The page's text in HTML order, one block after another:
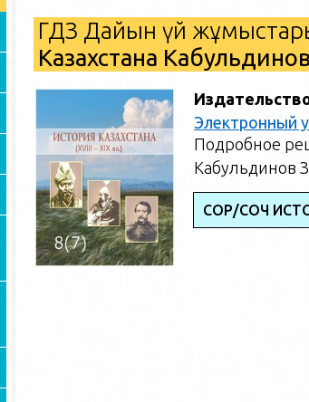
ГДЗ Дайын үй
Казахстана
Электронный
Подробное
Кабульдинов
СОР/СОЧ